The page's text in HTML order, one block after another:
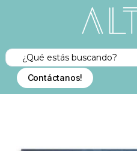
Contáctanos!